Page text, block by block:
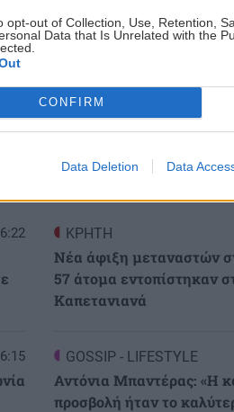
opt-out of Collection, Use, Retention,
Data that Is Unrelated with the
CONFIRM
Data Deletion Data
οι ποσότητες νερού από το
Newsκαι μάθετε πρώτοι όλες
ΚΡΗΤΗ
Νέα άφιξη μεταναστών
57 άτομα εντοπίστηκαν
Καπετανιανά
GOSSIP - LIFESTYLE
Αντόνια Μπαντέρας: «Η
προσβολή ήταν το